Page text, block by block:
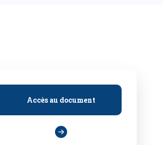
Accès au document